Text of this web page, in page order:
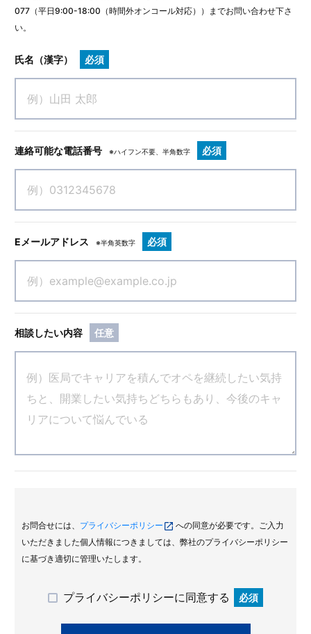
077 （平日9:00-18:00（時間外オンコール対応））までお問い合わせ下さ
い。
氏名（漢字） 必須
連絡可能な電話番号 ※ハイフン不要、半角数字 必須
Eメールアドレス ※半角英数字 必須
相談したい内容 任意
お問合せには、 プライバシーポリシー
への同意が必要です。ご入力
いただきました個人情報につきましては、弊社のプライバシーポリシー
に基づき適切に管理いたします。
プライバシーポリシーに同意する 必須